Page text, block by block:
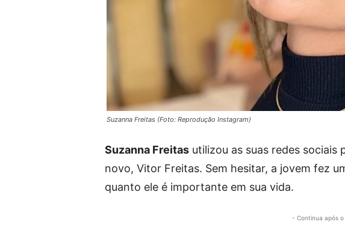
Suzanna Freitas (Foto: Reprodução Instagram)
Suzanna Freitas utilizou as suas redes sociais
novo, Vitor Freitas. Sem hesitar, a jovem fez
quanto ele é importante em sua vida.
- Continua após